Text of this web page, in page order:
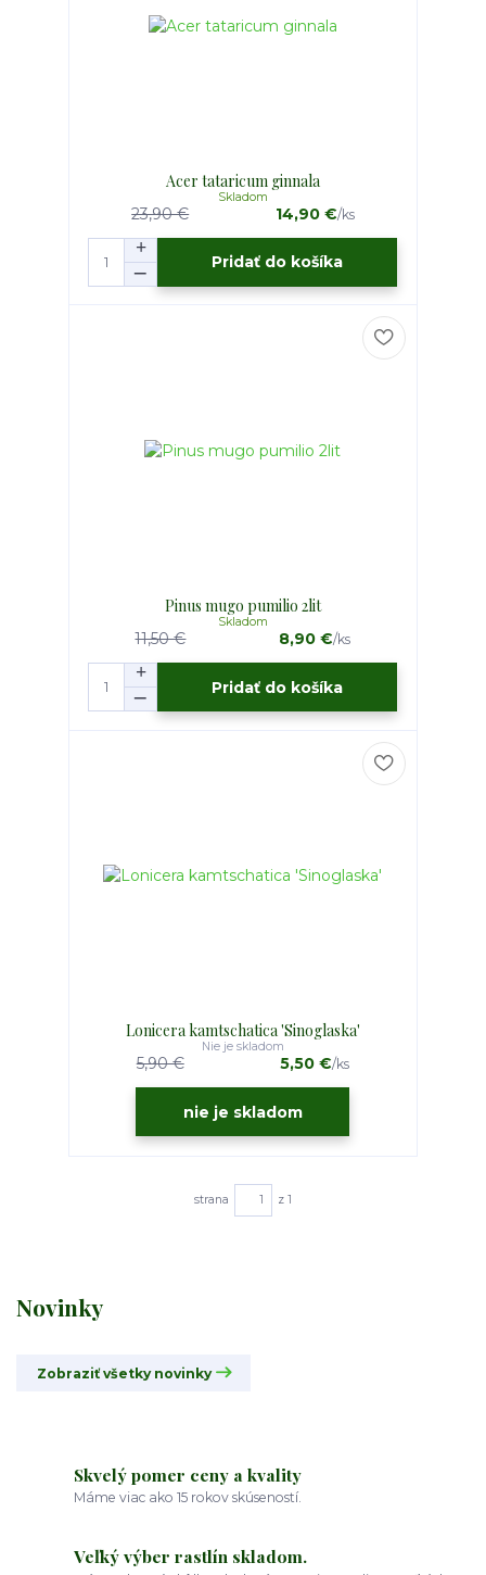
Novinky
Zobraziť všetky novinky
Acer tataricum ginnala
23,90 € 14,90 €/ks
Skladom
Pridať do košíka
Pinus mugo pumilio 2lit
11,50 € 8,90 €/ks
Skladom
Pridať do košíka
Lonicera kamtschatica 'Sinoglaska'
5,90 € 5,50 €/ks
Nie je skladom
nie je skladom
strana z 1
Skvelý pomer ceny a kvality
Máme viac ako 15 rokov skúseností.
Veľký výber rastlín skladom.